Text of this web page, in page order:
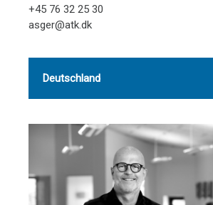
+45 76 32 25 30
asger@atk.dk
Deutschland